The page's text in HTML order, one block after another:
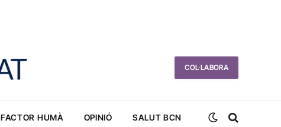
COL·LABORA
FACTOR HUMÀ OPINIÓ SALUT BCN